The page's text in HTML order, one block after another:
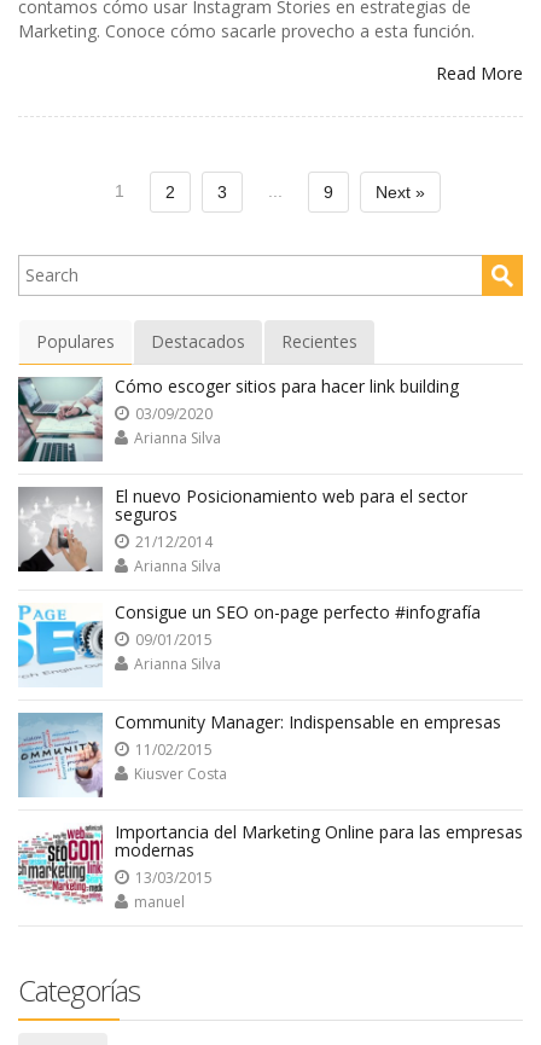
contamos cómo usar Instagram Stories en estrategias de
Marketing. Conoce cómo sacarle provecho a esta función.
Read More
1 2 3 9 Next »
Populares Destacados
Recientes
Cómo escoger sitios para hacer link building
03/09/2020
Arianna Silva
El nuevo Posicionamiento web para el sector
seguros
21/12/2014
Arianna Silva
Consigue un SEO on-page perfecto #infografía
09/01/2015
Arianna Silva
Community Manager: Indispensable en empresas
11/02/2015
Kiusver Costa
Importancia del Marketing Online para las empresas
modernas
13/03/2015
manuel
Categorías